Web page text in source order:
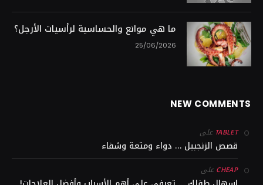
ما هي موانع والحساسية لرأسيات الأرجل؟
25/06/2026
NEW COMMENTS
TABLET على
قصص الزنجبيل … دواء ومتعة وشفاء
CHEAPعلى